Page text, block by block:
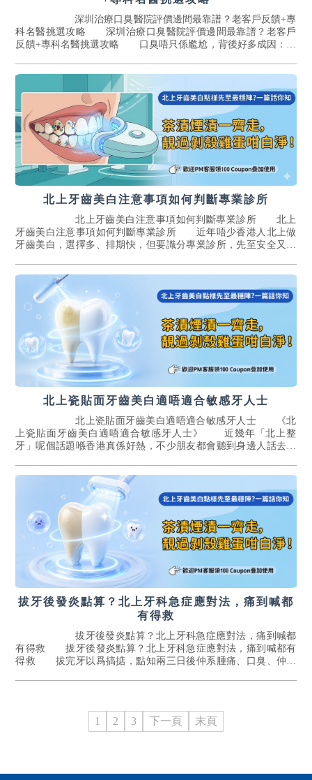
深圳治療口臭醫院評價邊間最靠譜？老客戶反饋+專
科名醫挑選攻略 深圳治療口臭醫院評價邊間最靠譜？老客戶
反饋+專科名醫挑選攻略 口臭唔只係尷尬，背後好多成因：牙
北上牙齒美白注意事項如何判斷專業診所
北上牙齒美白注意事項如何判斷專業診所 北上
牙齒美白注意事項如何判斷專業診所 近年唔少香港人北上做
牙齒美白，選擇多、排期快，但要識分專業診所，先至安全又有
北上瓷貼面牙齒美白適唔適合敏感牙人士
北上瓷貼面牙齒美白適唔適合敏感牙人士 《北
上瓷貼面牙齒美白適唔適合敏感牙人士》 近幾年「北上整
牙」呢個話題喺香港真係好熱，不少朋友都會聽到身邊人話去深
拔牙後發炎點算？北上牙科急症應對法，痛到喊都
有得救
拔牙後發炎點算？北上牙科急症應對法，痛到喊都
有得救 拔牙後發炎點算？北上牙科急症應對法，痛到喊都有
得救 拔完牙以爲搞掂，點知兩三日後仲系腫痛、口臭、仲有
1 2 3 下一頁 末頁